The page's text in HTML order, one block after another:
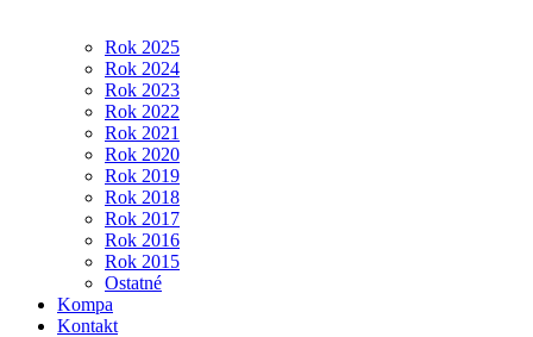
Rok 2025
Rok 2024
Rok 2023
Rok 2022
Rok 2021
Rok 2020
Rok 2019
Rok 2018
Rok 2017
Rok 2016
Rok 2015
Ostatné
Kompa
Kontakt